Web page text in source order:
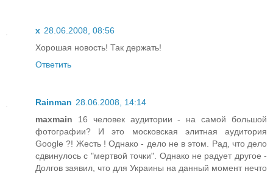
x 28.06.2008, 08:56
Хорошая новость! Так держать!
Ответить
Rainman 28.06.2008, 14:14
maxmain 16 человек аудитории - на самой большой
фотографии? И это московская элитная аудитория
Google ?! Жесть ! Однако - дело не в этом. Рад, что дело
сдвинулось с "мертвой точки". Однако не радует другое -
Долгов заявил, что для Украины на данный момент нечто